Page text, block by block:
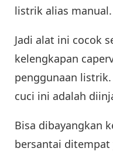
listrik alias manual.
Jadi alat ini cocok
kelengkapan
penggunaan
cuci ini adalah
Bisa dibayangkan
bersantai